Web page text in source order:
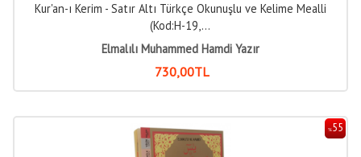
Kur'an-ı Kerim - Satır Altı Türkçe Okunuşlu ve Kelime Mealli
(Kod:H-19,...
Elmalılı Muhammed Hamdi Yazır
730,00TL
%55